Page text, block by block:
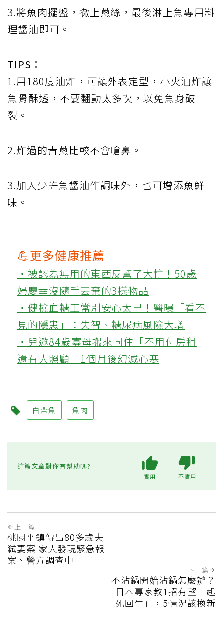
3.將魚肉擺盤，撒上蔥絲，最後淋上魚專用料
理醬油即可。
TIPS：
1.用180度油炸，可讓外表定型，小火油炸讓
魚骨酥透，不要翻動太多次，以免魚身破
裂。
2.炸過的青蔥比較不會嗆鼻。
3.加入少許魚醬油作調味外，也可增添魚鮮
味。
💪更多健康推薦
‧被認為無用的東西反幫了大忙！50歲
婦慶幸沒隨手丟棄的3樣物品
‧健檢血糖正常別安心太早！醫曝「看不
見的隱患」：失智、糖尿病風險大增
‧兒邀84歲寡母搬來同住「不用付房租
還有人照顧」1個月後幻滅心寒
白帶魚 魚肉
這篇文章對你有幫助嗎?
實用 不實用
上一篇
桃園平鎮傳出80多歲夫
弒妻案 家人發現緊急報
案、警方調查中
下一篇
不沾鍋開始沾鍋怎麼辦？
日本專家教1招有望「起
死回生」，5情況該換新